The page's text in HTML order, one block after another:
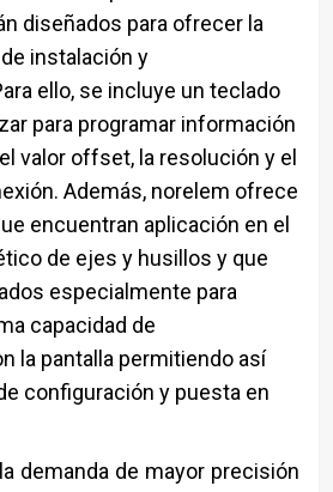
diseñados para ofrecer la
instalación y
ello, se incluye un teclado
para programar información
valor offset, la resolución y el
Además, norelem ofrece
encuentran aplicación en el
de ejes y husillos y que
especialmente para
capacidad de
la pantalla permitiendo así
configuración y puesta en
demanda de mayor precisión